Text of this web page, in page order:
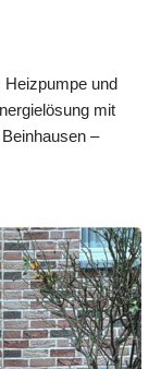
Heizpumpe und
mit
–